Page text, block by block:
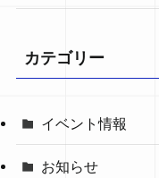
カテゴリー
イベント情報
お知らせ